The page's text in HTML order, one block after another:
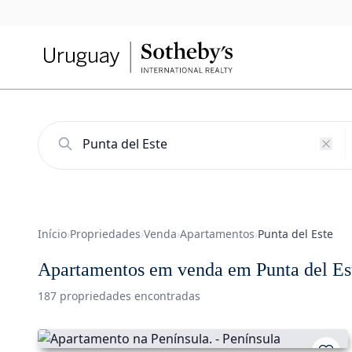
Início›Propriedades›Venda›Apartamentos›Punta del Este
Apartamentos em venda em Punta del
187 propriedades encontradas